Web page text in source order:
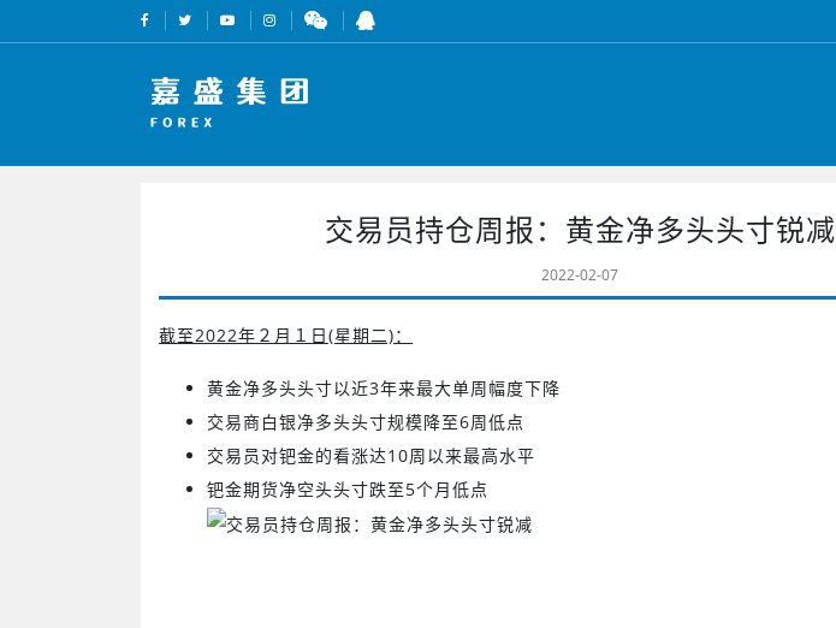
交易员持仓周报：黄金净多头头寸锐减
2022-02-07
截至2022年２月１日(星期二)：
黄金净多头头寸以近3年来最大单周幅度下降
交易商白银净多头头寸规模降至6周低点
交易员对钯金的看涨达10周以来最高水平
钯金期货净空头头寸跌至5个月低点